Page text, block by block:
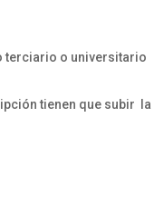
terciario o universitario
tienen que subir la